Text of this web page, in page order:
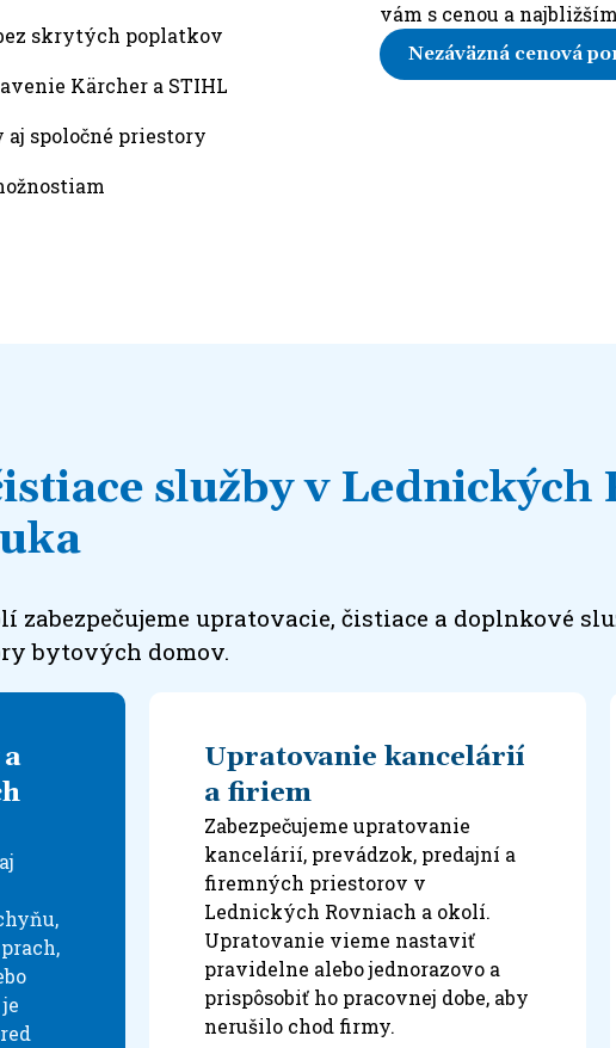
skrytých poplatkov
Kärcher a STIHL
spoločné priestory
vám s cenou a
Nezáväzná cenová
služby v Lednických
zabezpečujeme upratovacie, čistiace a doplnkové
bytových domov.
Upratovanie kancelárií
a firiem
Zabezpečujeme upratovanie
kancelárií, prevádzok, predajní a
firemných priestorov v
Lednických Rovniach a okolí.
Upratovanie vieme nastaviť
pravidelne alebo jednorazovo a
prispôsobiť ho pracovnej dobe, aby
nerušilo chod firmy.